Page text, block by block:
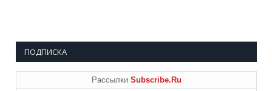
ПОДПИСКА
Рассылки Subscribe.Ru